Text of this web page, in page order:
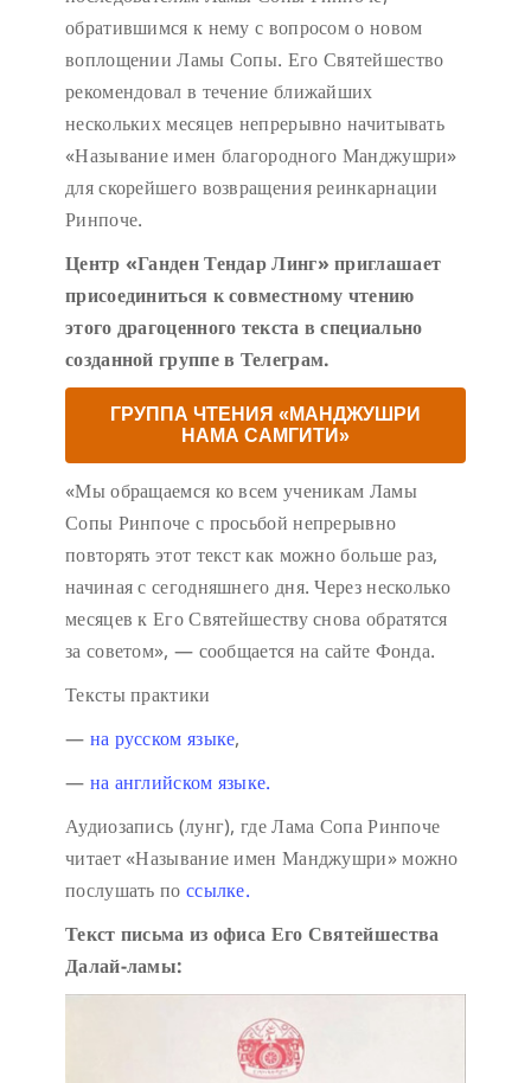
обратившимся к нему с вопросом о новом
воплощении Ламы Сопы. Его Святейшество
рекомендовал в течение ближайших
нескольких месяцев непрерывно начитывать
«Называние имен благородного Манджушри»
для скорейшего возвращения реинкарнации
Ринпоче.
Центр «Ганден Тендар Линг» приглашает
присоединиться к совместному чтению
этого драгоценного текста в специально
созданной группе в Телеграм.
ГРУППА ЧТЕНИЯ «МАНДЖУШРИ
НАМА САМГИТИ»
«Мы обращаемся ко всем ученикам Ламы
Сопы Ринпоче с просьбой непрерывно
повторять этот текст как можно больше раз,
начиная с сегодняшнего дня. Через несколько
месяцев к Его Святейшеству снова обратятся
за советом», — сообщается на сайте Фонда.
Тексты практики
— на русском языке,
— на английском языке.
Аудиозапись (лунг), где Лама Сопа Ринпоче
читает «Называние имен Манджушри» можно
послушать по ссылке.
Текст письма из офиса Его Святейшества
Далай-ламы: